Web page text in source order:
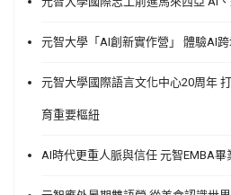
元智大學「AI創新實作營」 體驗AI
元智大學國際語言文化中心20周年
育重要樞紐
AI時代更重人脈與信任 元智EMBA